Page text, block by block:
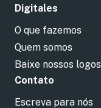
Digitales
O que fazemos
Quem somos
Baixe nossos logos
Contato
Escreva para nós